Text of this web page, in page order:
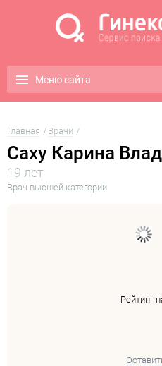
Меню сайта
Главная Врачи
Саху Карина
19 лет
Врач высшей категории
Рейтинг